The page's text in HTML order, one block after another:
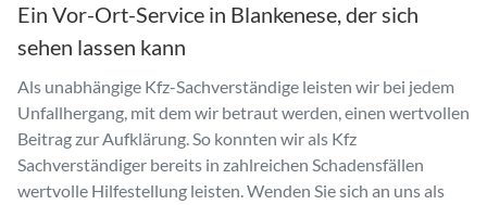
Ein Vor-Ort-Service in Blankenese, der sich
sehen lassen kann
Als unabhängige Kfz-Sachverständige leisten wir bei jedem
Unfallhergang, mit dem wir betraut werden, einen wertvollen
Beitrag zur Aufklärung. So konnten wir als Kfz
Sachverständiger bereits in zahlreichen Schadensfällen
wertvolle Hilfestellung leisten. Wenden Sie sich an uns als